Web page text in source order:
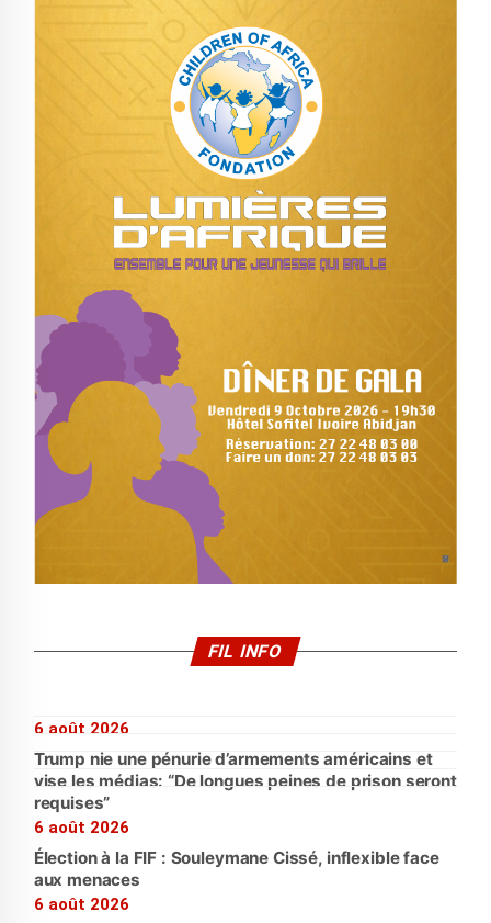
FIL INFO
6 août 2026
Trump nie une pénurie d’armements américains et
vise les médias: “De longues peines de prison seront
requises”
6 août 2026
Élection à la FIF : Souleymane Cissé, inflexible face
aux menaces
6 août 2026